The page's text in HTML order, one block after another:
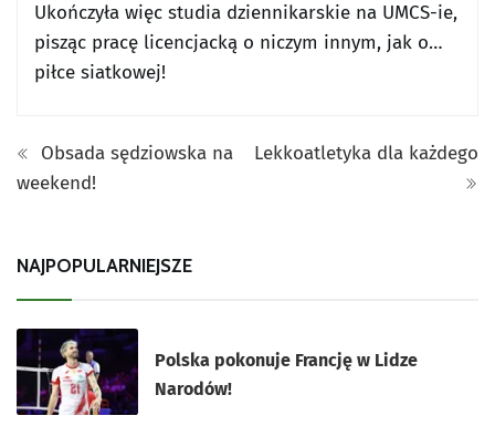
Ukończyła więc studia dziennikarskie na UMCS-ie,
pisząc pracę licencjacką o niczym innym, jak o…
piłce siatkowej!
Obsada sędziowska na
weekend!
Lekkoatletyka dla każdego
NAJPOPULARNIEJSZE
Polska pokonuje Francję w Lidze
Narodów!